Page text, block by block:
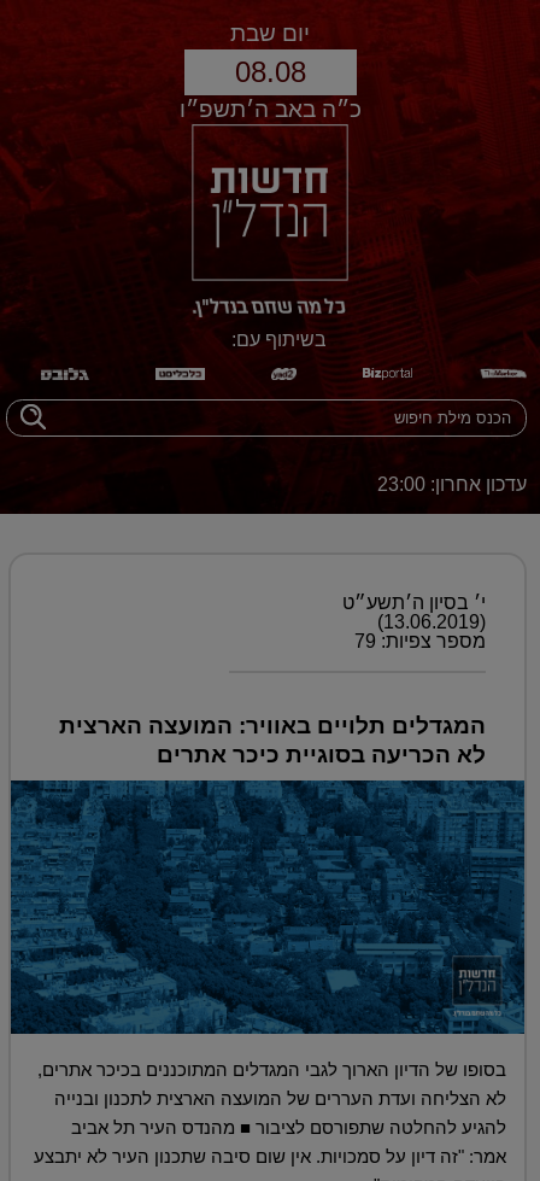
יום שבת
08.08
כ״ה באב ה׳תשפ״ו
בשיתוף עם:
עדכון אחרון: 23:00
י׳ בסיון ה׳תשע״ט
(13.06.2019)
מספר צפיות: 79
המגדלים תלויים באוויר: המועצה הארצית
לא הכריעה בסוגיית כיכר אתרים
בסופו של הדיון הארוך לגבי המגדלים המתוכננים בכיכר אתרים,
לא הצליחה ועדת העררים של המועצה הארצית לתכנון ובנייה
להגיע להחלטה שתפורסם לציבור ■ מהנדס העיר תל אביב
אמר: "זה דיון על סמכויות. אין שום סיבה שתכנון העיר לא יתבצע